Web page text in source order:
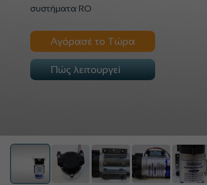
συστήματα RO
Αγόρασέ το Τώρα
Πώς λειτουργεί